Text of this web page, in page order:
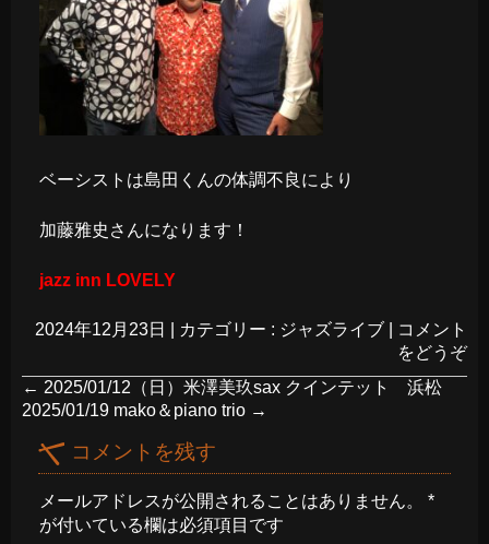
ベーシストは島田くんの体調不良により
加藤雅史さんになります！
jazz inn LOVELY
2024年12月23日 カテゴリー : ジャズライブ
コメント
をどうぞ
← 2025/01/12（日）米澤美玖sax クインテット 浜松
2025/01/19 mako＆piano trio →
コメントを残す
メールアドレスが公開されることはありません。
*
が付いている欄は必須項目です